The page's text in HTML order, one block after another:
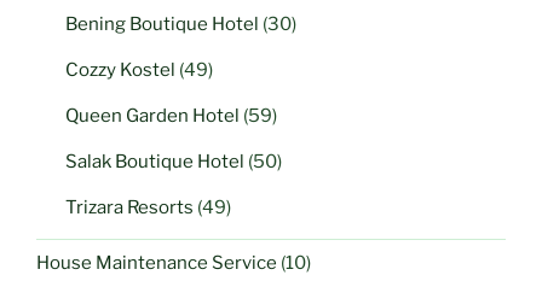
Bening Boutique Hotel (30)
Cozzy Kostel (49)
Queen Garden Hotel (59)
Salak Boutique Hotel (50)
Trizara Resorts (49)
House Maintenance Service (10)